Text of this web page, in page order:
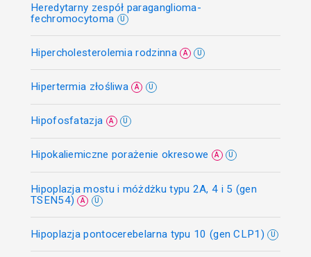
Heredytarny zespół paraganglioma-
fechromocytoma
U
Hipercholesterolemia rodzinna A U
Hipertermia złośliwa A U
Hipofosfatazja A U
Hipokaliemiczne porażenie okresowe A U
Hipoplazja mostu i móżdżku typu 2A, 4 i 5 (gen
TSEN54)
A U
Hipoplazja pontocerebelarna typu 10 (gen CLP1) U